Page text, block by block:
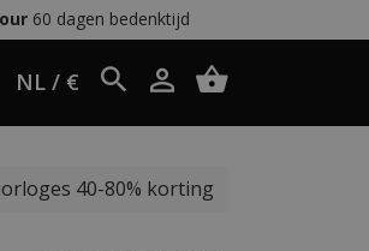
60 dagen bedenktijd
NL / €
40-80% korting